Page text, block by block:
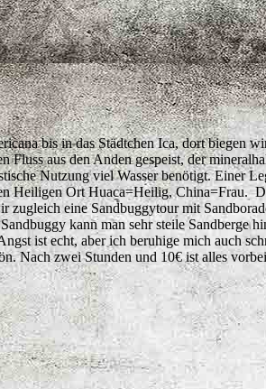
bis in das Städtchen Ica, dort biegen
aus den Anden gespeist, der
Nutzung viel Wasser benötigt. Einer
Heiligen Ort Huaca=Heilig, China=Frau.
zugleich eine Sandbuggytour mit
kann man sehr steile Sandberge
ist echt, aber ich beruhige mich auch
Nach zwei Stunden und 10€ ist alles